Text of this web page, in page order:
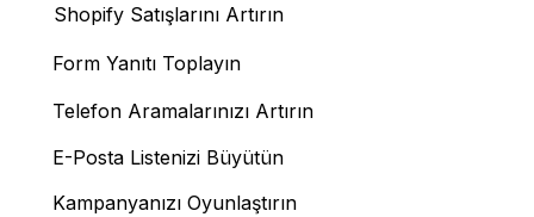
Shopify Satışlarını Artırın
Form Yanıtı Toplayın
Telefon Aramalarınızı Artırın
E-Posta Listenizi Büyütün
Kampanyanızı Oyunlaştırın